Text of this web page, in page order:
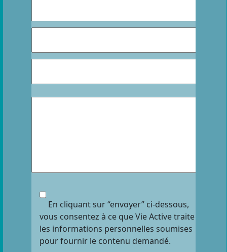
En cliquant sur “envoyer” ci-dessous,
vous consentez à ce que Vie Active traite
les informations personnelles soumises
pour fournir le contenu demandé.